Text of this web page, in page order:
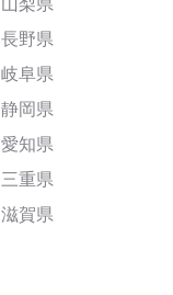
山梨県
長野県
岐阜県
静岡県
愛知県
三重県
滋賀県